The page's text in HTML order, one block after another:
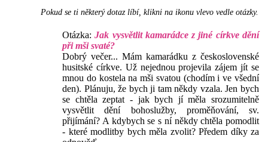
Pokud se ti některý dotaz líbí, klikni na ikonu vlevo vedle otázky.
Otázka:Jak vysvětlit kamarádce z jiné církve dění
při mši svaté?
Dobrý večer... Mám kamarádku z československé
husitské církve. Už nejednou projevila zájem jít se
mnou do kostela na mši svatou (chodím i ve všední
den). Plánuju, že bych ji tam někdy vzala. Jen bych
se chtěla zeptat - jak bych jí měla srozumitelně
vysvětlit dění bohoslužby, proměňování, sv.
přijímání? A kdybych se s ní někdy chtěla pomodlit
- které modlitby bych měla zvolit? Předem díky za